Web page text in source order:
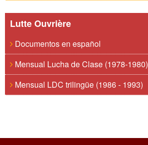
Lutte Ouvrière
Documentos en español
Mensual Lucha de Clase (1978-1980)
Mensual LDC trilingüe (1986 - 1993)